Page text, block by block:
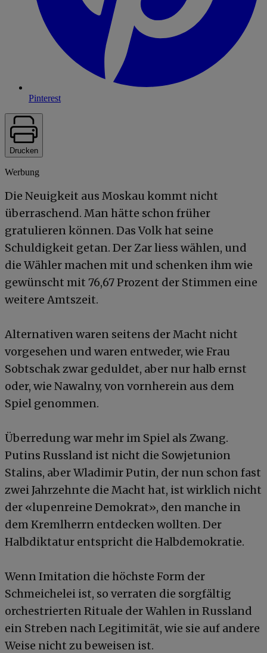
Pinterest
Drucken
Werbung
Die Neuigkeit aus Moskau kommt nicht
überraschend. Man hätte schon früher
gratulieren können. Das Volk hat seine
Schuldigkeit getan. Der Zar liess wählen, und
die Wähler machen mit und schenken ihm wie
gewünscht mit 76,67 Prozent der Stimmen eine
weitere Amtszeit.
Alternativen waren seitens der Macht nicht
vorgesehen und waren entweder, wie Frau
Sobtschak zwar geduldet, aber nur halb ernst
oder, wie Nawalny, von vornherein aus dem
Spiel genommen.
Überredung war mehr im Spiel als Zwang.
Putins Russland ist nicht die Sowjetunion
Stalins, aber Wladimir Putin, der nun schon fast
zwei Jahrzehnte die Macht hat, ist wirklich nicht
der «lupenreine Demokrat», den manche in
dem Kremlherrn entdecken wollten. Der
Halbdiktatur entspricht die Halbdemokratie.
Wenn Imitation die höchste Form der
Schmeichelei ist, so verraten die sorgfältig
orchestrierten Rituale der Wahlen in Russland
ein Streben nach Legitimität, wie sie auf andere
Weise nicht zu beweisen ist.